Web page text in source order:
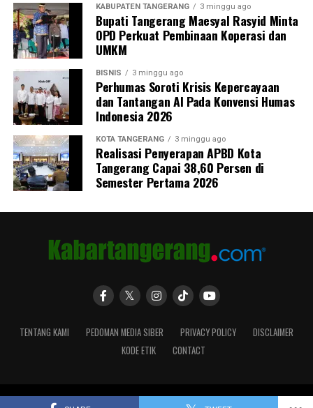
KABUPATEN TANGERANG 3 minggu ago
Bupati Tangerang Maesyal Rasyid Minta
OPD Perkuat Pembinaan Koperasi dan
UMKM
BISNIS 3 minggu ago
Perhumas Soroti Krisis Kepercayaan
dan Tantangan AI Pada Konvensi Humas
Indonesia 2026
KOTA TANGERANG 3 minggu ago
Realisasi Penyerapan APBD Kota
Tangerang Capai 38,60 Persen di
Semester Pertama 2026
TENTANG KAMI PEDOMAN MEDIA SIBER PRIVACY POLICY
DISCLAIMER
KODE ETIK
CONTACT
Copyright © 2018-2024 Kabartangerang.com